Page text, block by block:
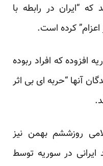
که “ایران در رابطه با
کرده است.
که افراد ربوده
آنها “حربه ای بی اثر
روزششم بهمن نیز
ایرانی در سوریه توسط